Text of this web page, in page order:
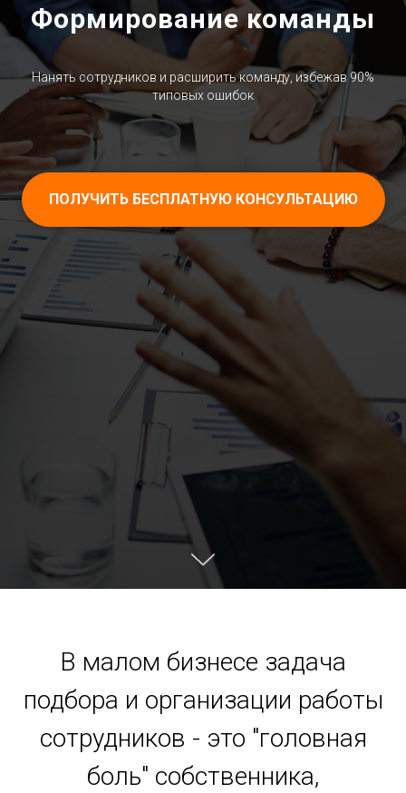
Формирование команды
Нанять сотрудников и расширить команду, избежав 90%
типовых ошибок
ПОЛУЧИТЬ БЕСПЛАТНУЮ КОНСУЛЬТАЦИЮ
В малом бизнесе задача
подбора и организации работы
сотрудников - это "головная
боль" собственника,